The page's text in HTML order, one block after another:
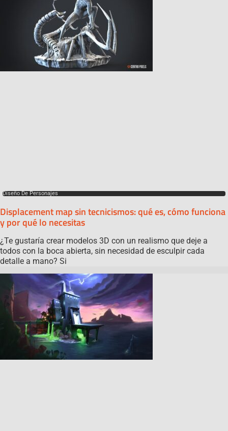
Diseño De Personajes
Displacement map sin tecnicismos: qué es, cómo funciona
y por qué lo necesitas
¿Te gustaría crear modelos 3D con un realismo que deje a
todos con la boca abierta, sin necesidad de esculpir cada
detalle a mano? Si